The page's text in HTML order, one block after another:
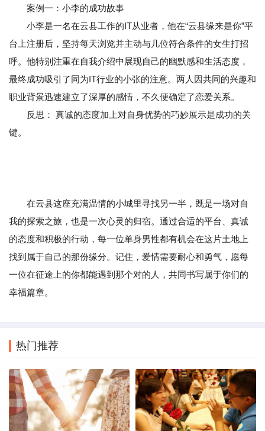
案例一：小李的成功故事
小李是一名在云县工作的IT从业者，他在“云县缘来是你”平
台上注册后，坚持每天浏览并主动与几位符合条件的女生打招
呼。他特别注重在自我介绍中展现自己的幽默感和生活态度，
最终成功吸引了同为IT行业的小张的注意。两人因共同的兴趣和
职业背景迅速建立了深厚的感情，不久便确定了恋爱关系。
反思： 真诚的态度加上对自身优势的巧妙展示是成功的关
键。
在云县这座充满温情的小城里寻找另一半，既是一场对自
我的探索之旅，也是一次心灵的归宿。通过合适的平台、真诚
的态度和积极的行动，每一位单身男性都有机会在这片土地上
找到属于自己的那份缘分。记住，爱情需要耐心和勇气，愿每
一位在征途上的你都能遇到那个对的人，共同书写属于你们的
幸福篇章。
热门推荐